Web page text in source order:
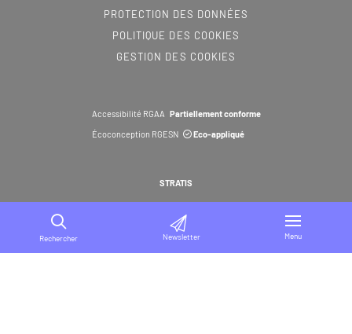
Rechercher Newsletter Menu
PROTECTION DES DONNÉES
POLITIQUE DES COOKIES
GESTION DES COOKIES
Accessibilité RGAA Partiellement conforme
Écoconception RGESN
Eco-appliqué
STRATIS